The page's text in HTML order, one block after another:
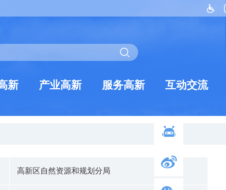
新 产业高新 服务高新 互动交流
高新区自然资源和规划分局